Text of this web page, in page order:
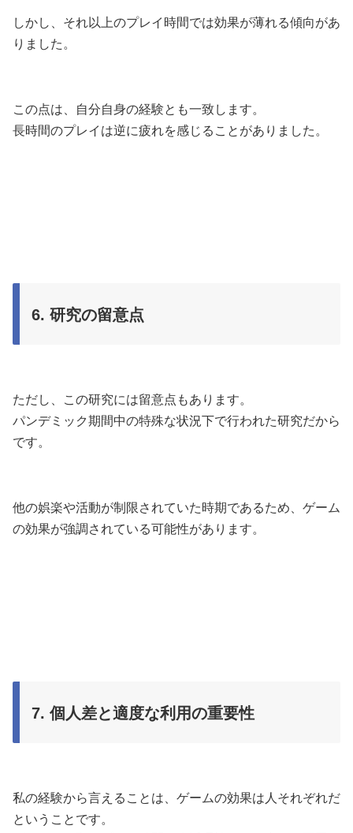
しかし、それ以上のプレイ時間では効果が薄れる傾向があ
りました。
この点は、自分自身の経験とも一致します。
長時間のプレイは逆に疲れを感じることがありました。
6. 研究の留意点
ただし、この研究には留意点もあります。
パンデミック期間中の特殊な状況下で行われた研究だから
です。
他の娯楽や活動が制限されていた時期であるため、ゲーム
の効果が強調されている可能性があります。
7. 個人差と適度な利用の重要性
私の経験から言えることは、ゲームの効果は人それぞれだ
ということです。